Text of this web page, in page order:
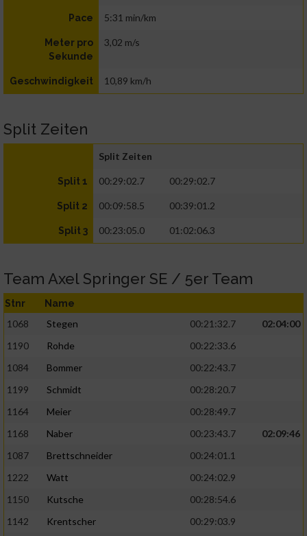
Pace 5:31 min/km
Meter pro
Sekunde
3,02 m/s
Geschwindigkeit 10,89 km/h
Split Zeiten
Split Zeiten
Split 1 00:29:02.7 00:29:02.7
Split 2 00:09:58.5 00:39:01.2
Split 3 00:23:05.0 01:02:06.3
Team Axel Springer SE / 5er Team
Stnr Name
1068 Stegen 00:21:32.7
02:04:00
1190
Rohde
00:22:33.6
1084
Bommer
00:22:43.7
1199
Schmidt
00:28:20.7
1164
Meier
00:28:49.7
1168
Naber 00:23:43.7
02:09:46
1087
Brettschneider
00:24:01.1
1222
Watt
00:24:02.9
1150
Kutsche
00:28:54.6
1142
Krentscher
00:29:03.9